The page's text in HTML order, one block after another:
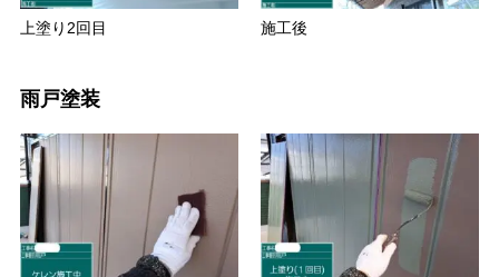
上塗り2回目 施工後
雨戸塗装